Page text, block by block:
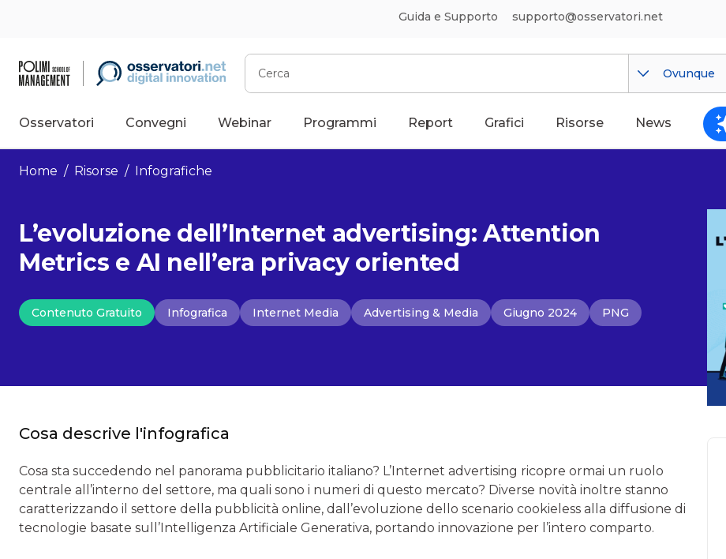
Guida e Supporto supporto@osservatori.net
Cerca
Ovunque
Osservatori Convegni Webinar Programmi Report Grafici Risorse News
Home / Risorse / Infografiche
L’evoluzione dell’Internet advertising: Attention
Metrics e AI nell’era privacy oriented
Contenuto Gratuito Infografica Internet Media Advertising & Media Giugno 2024 PNG
Cosa descrive l'infografica
Cosa sta succedendo nel panorama pubblicitario italiano? L’Internet advertising ricopre ormai un ruolo
centrale all’interno del settore, ma quali sono i numeri di questo mercato? Diverse novità inoltre stanno
caratterizzando il settore della pubblicità online, dall’evoluzione dello scenario cookieless alla diffusione di
tecnologie basate sull’Intelligenza Artificiale Generativa, portando innovazione per l’intero comparto.